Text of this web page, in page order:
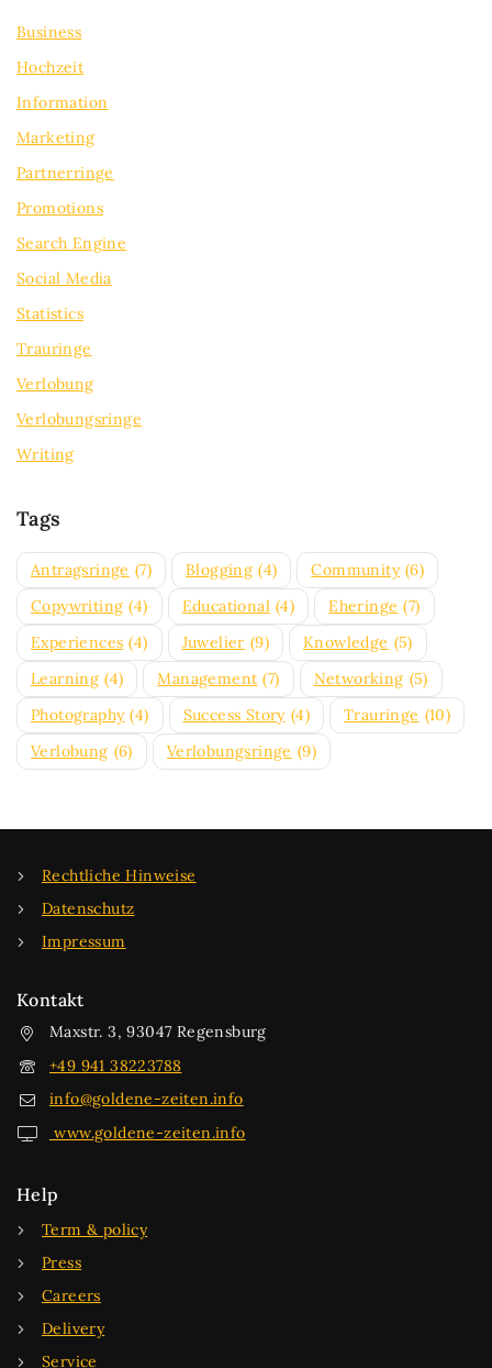
Business
Hochzeit
Information
Marketing
Partnerringe
Promotions
Search Engine
Social Media
Statistics
Trauringe
Verlobung
Verlobungsringe
Writing
Tags
Antragsringe (7) Blogging (4) Community (6)
Copywriting (4) Educational (4) Eheringe (7)
Experiences (4) Juwelier (9) Knowledge (5)
Learning (4) Management (7) Networking (5)
Photography (4) Success Story (4) Trauringe (10)
Verlobung (6) Verlobungsringe (9)
Rechtliche Hinweise
Datenschutz
Impressum
Kontakt
Maxstr. 3, 93047 Regensburg
+49 941 38223788
info@goldene-zeiten.info
www.goldene-zeiten.info
Help
Term & policy
Press
Careers
Delivery
Service